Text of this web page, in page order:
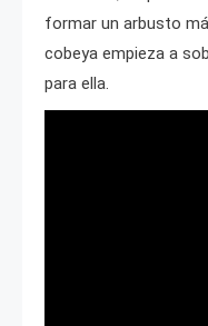
formar un arbusto
cobeya empieza a
para ella.